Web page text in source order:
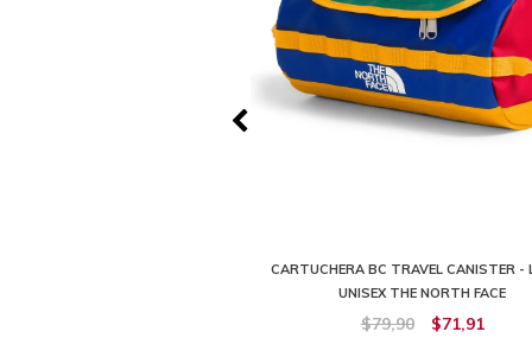
CARTUCHERA BC TRAVEL CANISTER -
UNISEX THE NORTH FACE
$79,90 $71,91